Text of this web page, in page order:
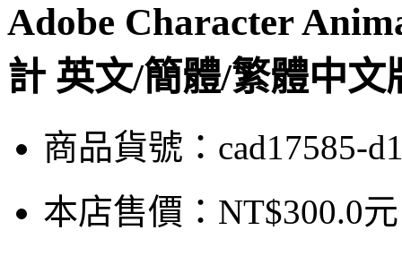
Adobe Character
計 英文/簡體/繁體中文
商品貨號：cad17585-
本店售價： NT$300.0元